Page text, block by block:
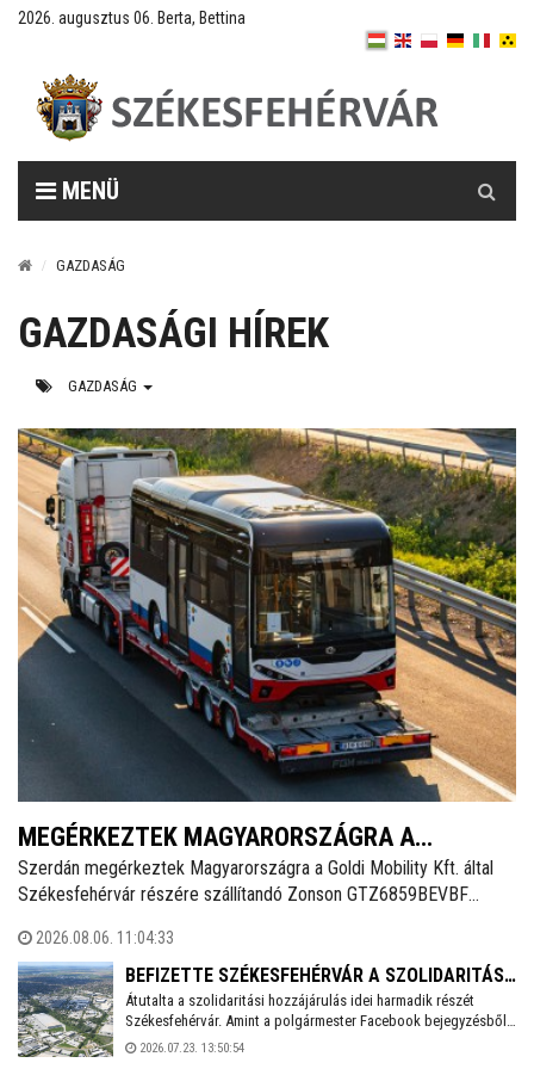
2026. augusztus 06. Berta, Bettina
MENÜ
GAZDASÁG
GAZDASÁGI HÍREK
GAZDASÁG
MEGÉRKEZTEK MAGYARORSZÁGRA A
SZÉKESFEHÉRVÁRI RENDELTETÉSŰ ZONSON
MIDIBUSZOK
Szerdán megérkeztek Magyarországra a Goldi Mobility Kft. által
Székesfehérvár részére szállítandó Zonson GTZ6859BEVBF
hosszú járműveket nettó 126,23 millió forintos darabonkénti
vételáron szerzi be Székesfehérvár.
2026.08.06. 11:04:33
BEFIZETTE SZÉKESFEHÉRVÁR A SZOLIDARITÁSI
HOZZÁJÁRULÁS AKTUÁLIS RÉSZLETÉT
Átutalta a szolidaritási hozzájárulás idei harmadik részét
Székesfehérvár. Amint a polgármester Facebook bejegyzésből
kiderül, idén még 3,6 milliárd forintot kell befizetnie a városnak.
2026.07.23. 13:50:54